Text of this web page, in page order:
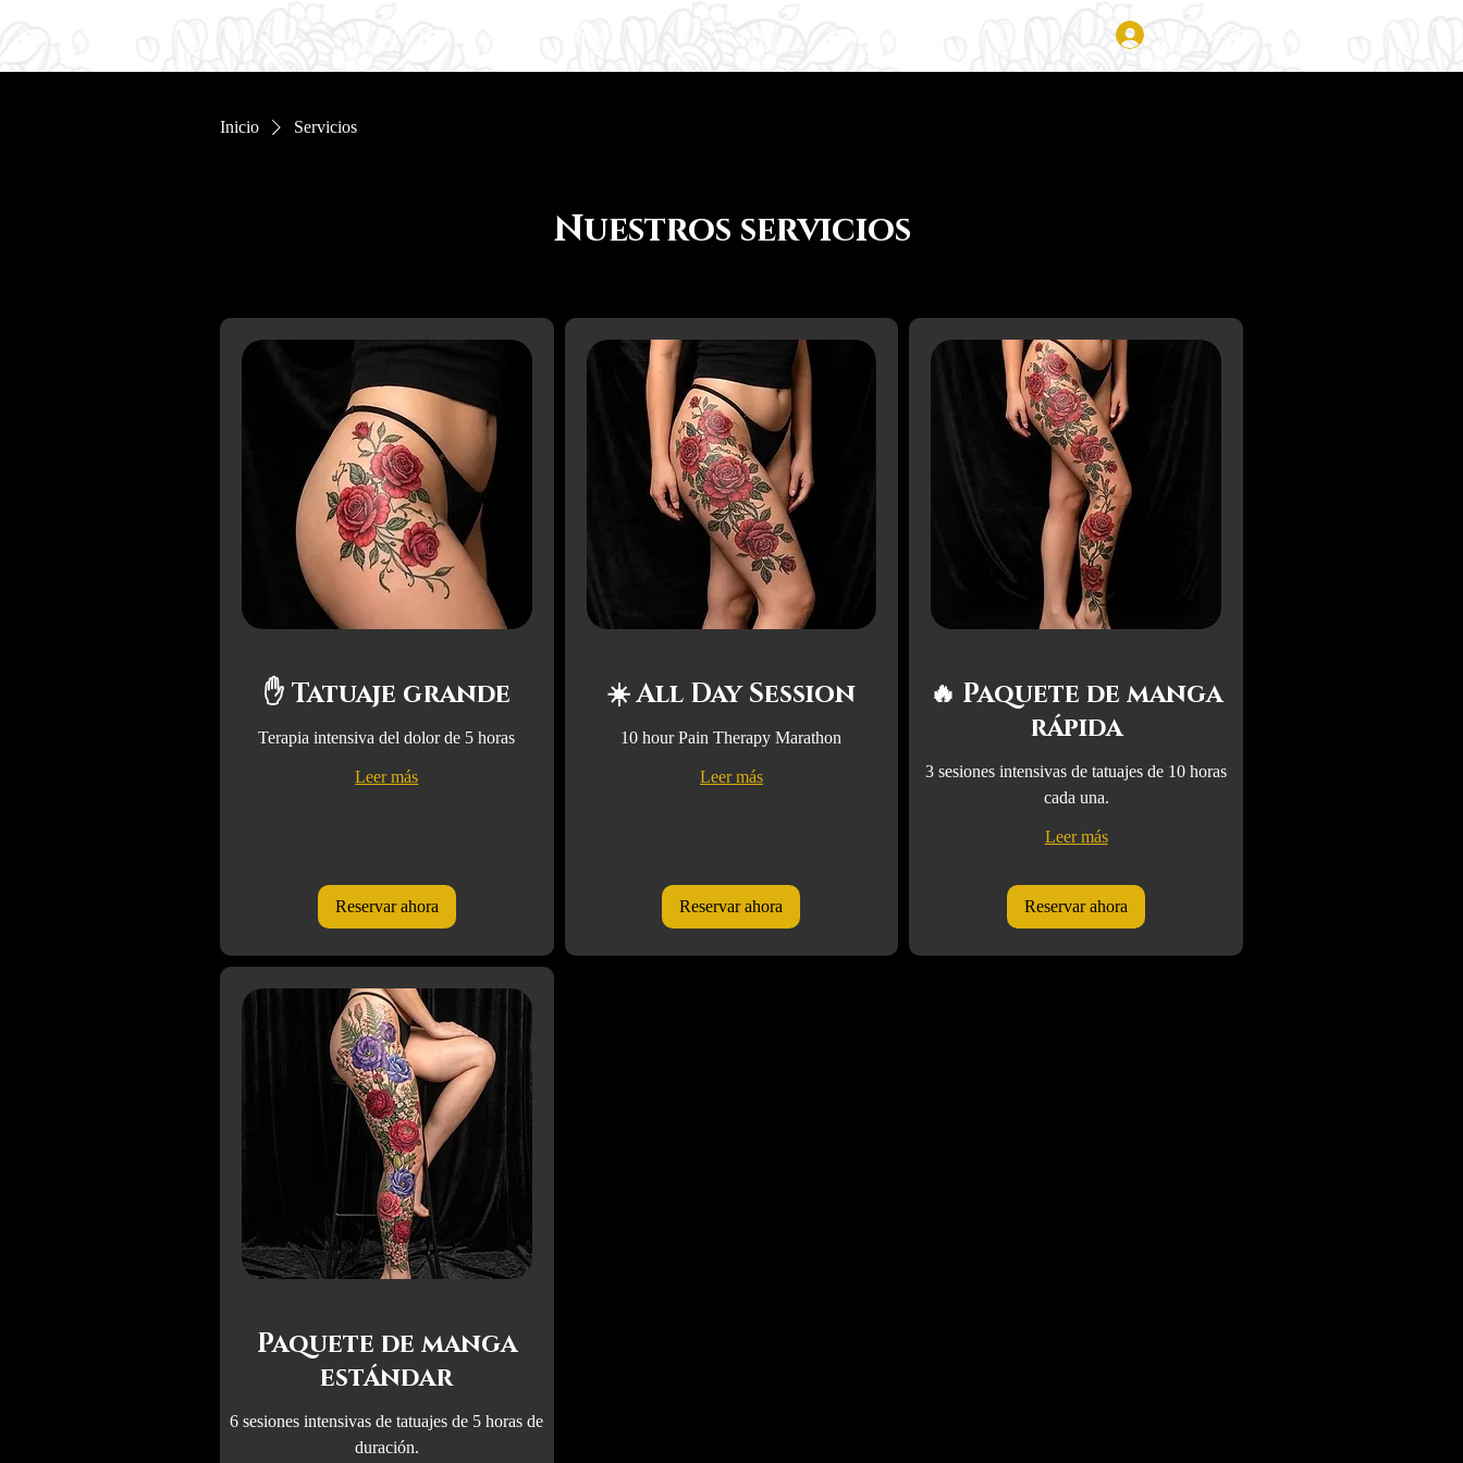
Inicio Servicios
Nuestros servicios
✋ Tatuaje grande
Terapia intensiva del dolor de 5 horas
Leer más
Reservar ahora
☀️ All Day Session
10 hour Pain Therapy Marathon
Leer más
Reservar ahora
🔥 Paquete de manga
rápida
3 sesiones intensivas de tatuajes de 10 horas
cada una.
Leer más
Reservar ahora
Paquete de manga
estándar
6 sesiones intensivas de tatuajes de 5 horas de
duración.